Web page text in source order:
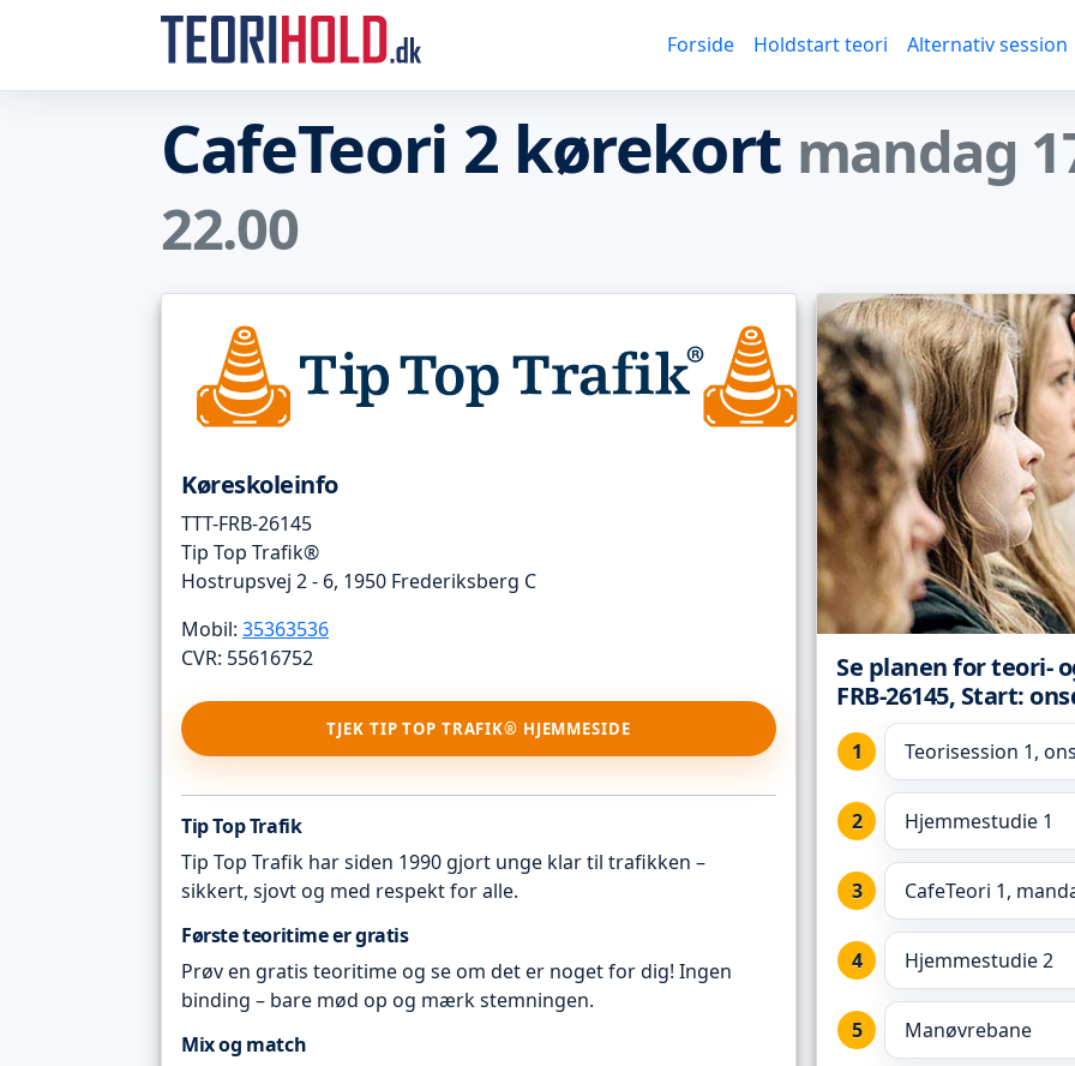
Forside Holdstart teori Alternativ session
CafeTeori 2 kørekort mandag
22.00
Køreskoleinfo
TTT-FRB-26145
Tip Top Trafik®
Hostrupsvej 2 - 6, 1950 Frederiksberg C
Mobil: 35363536
CVR: 55616752
TJEK TIP TOP TRAFIK® HJEMMESIDE
Tip Top Trafik
Tip Top Trafik har siden 1990 gjort unge klar til trafikken –
sikkert, sjovt og med respekt for alle.
Første teoritime er gratis
Prøv en gratis teoritime og se om det er noget for dig! Ingen
binding – bare mød op og mærk stemningen.
Mix og match
Se planen for teori-
FRB-26145, Start:
Teorisession 1,
Hjemmestudie 1
CafeTeori 1,
Hjemmestudie 2
Manøvrebane